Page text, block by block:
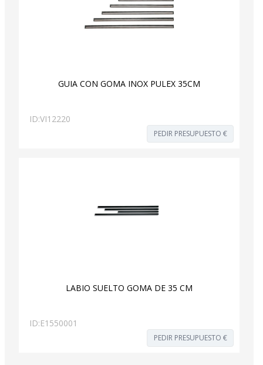
GUIA CON GOMA INOX PULEX 35CM
ID:VI12220
PEDIR PRESUPUESTO €
LABIO SUELTO GOMA DE 35 CM
ID:E1550001
PEDIR PRESUPUESTO €